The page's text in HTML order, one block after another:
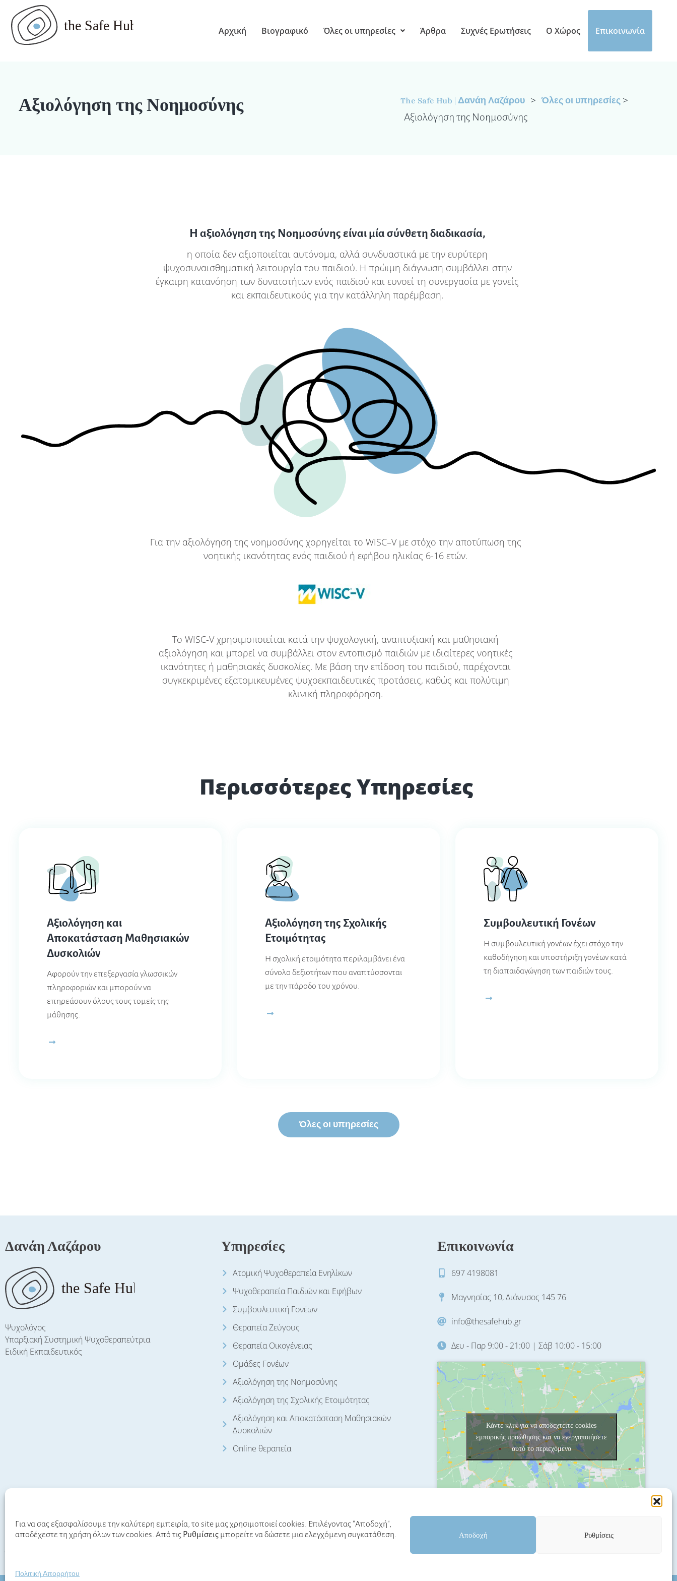
Για να σας εξασφαλίσουμε την καλύτερη εμπειρία, το site μας χρησιμοποιεί cookies. Επιλέγοντας "Αποδοχή",
αποδέχεστε τη χρήση όλων των cookies. Από τις Ρυθμίσεις μπορείτε να δώσετε μια ελεγχόμενη συγκατάθεση. Αποδοχή Ρυθμίσεις
Πολιτική Απορρήτου
Αρχική Βιογραφικό Όλες οι υπηρεσίες Άρθρα Συχνές Ερωτήσεις Ο Χώρος Επικοινωνία
Αξιολόγηση της Νοημοσύνης The Safe Hub | Δανάη Λαζάρου > Όλες οι υπηρεσίες >
Αξιολόγηση της Νοημοσύνης
Η αξιολόγηση της Νοημοσύνης είναι μία σύνθετη διαδικασία,
η οποία δεν αξιοποιείται αυτόνομα, αλλά συνδυαστικά με την ευρύτερη
ψυχοσυναισθηματική λειτουργία του παιδιού. Η πρώιμη διάγνωση συμβάλλει στην
έγκαιρη κατανόηση των δυνατοτήτων ενός παιδιού και ευνοεί τη συνεργασία με γονείς
και εκπαιδευτικούς για την κατάλληλη παρέμβαση.
Για την αξιολόγηση της νοημοσύνης χορηγείται το WISC–V με στόχο την αποτύπωση της
νοητικής ικανότητας ενός παιδιού ή εφήβου ηλικίας 6-16 ετών.
Το WISC-V χρησιμοποιείται κατά την ψυχολογική, αναπτυξιακή και μαθησιακή
αξιολόγηση και μπορεί να συμβάλλει στον εντοπισμό παιδιών με ιδιαίτερες νοητικές
ικανότητες ή μαθησιακές δυσκολίες. Mε βάση την επίδοση του παιδιού, παρέχονται
συγκεκριμένες εξατομικευμένες ψυχοεκπαιδευτικές προτάσεις, καθώς και πολύτιμη
κλινική πληροφόρηση.
Περισσότερες Υπηρεσίες
Αξιολόγηση και
Αποκατάσταση Μαθησιακών
Δυσκολιών
Αφορούν την επεξεργασία γλωσσικών
πληροφοριών και μπορούν να
επηρεάσουν όλους τους τομείς της
μάθησης.
Αξιολόγηση της Σχολικής
Ετοιμότητας
Η σχολική ετοιμότητα περιλαμβάνει ένα
σύνολο δεξιοτήτων που αναπτύσσονται
με την πάροδο του χρόνου.
Συμβουλευτική Γονέων
Η συμβουλευτική γονέων έχει στόχο την
καθοδήγηση και υποστήριξη γονέων κατά
τη διαπαιδαγώγηση των παιδιών τους.
Όλες οι υπηρεσίες
Δανάη Λαζάρου
Ψυχολόγος
Υπαρξιακή Συστημική Ψυχοθεραπεύτρια
Ειδική Εκπαιδευτικός
Υπηρεσίες
Ατομική Ψυχοθεραπεία Ενηλίκων
Ψυχοθεραπεία Παιδιών και Εφήβων
Συμβουλευτική Γονέων
Θεραπεία Ζεύγους
Θεραπεία Οικογένειας
Ομάδες Γονέων
Αξιολόγηση της Νοημοσύνης
Αξιολόγηση της Σχολικής Ετοιμότητας
Αξιολόγηση και Αποκατάσταση Μαθησιακών
Δυσκολιών
Online θεραπεία
Επικοινωνία
697 4198081
Μαγνησίας 10, Διόνυσος 145 76
info@thesafehub.gr
Δευ - Παρ 9:00 - 21:00 | Σάβ 10:00 - 15:00
Κάντε κλικ για να αποδεχτείτε cookies
εμπορικής προώθησης και να ενεργοποιήσετε
αυτό το περιεχόμενο